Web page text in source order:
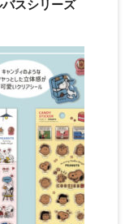
スシリーズ